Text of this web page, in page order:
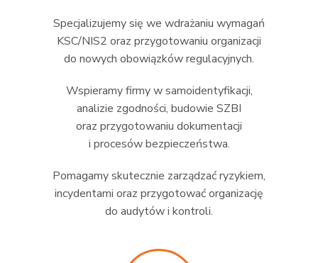
Specjalizujemy się we wdrażaniu wymagań
KSC/NIS2 oraz przygotowaniu organizacji
do nowych obowiązków regulacyjnych.
Wspieramy firmy w samoidentyfikacji,
analizie zgodności, budowie SZBI
oraz przygotowaniu dokumentacji
i procesów bezpieczeństwa.
Pomagamy skutecznie zarządzać ryzykiem,
incydentami oraz przygotować organizację
do audytów i kontroli.